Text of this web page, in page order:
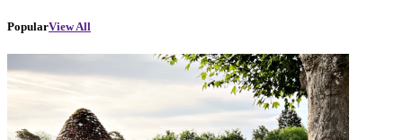
PopularView All